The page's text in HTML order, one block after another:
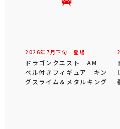
2026年 7 月下旬 登場
ドラゴンクエスト AM
ベル付きフィギュア キン
グスライム＆メタルキング